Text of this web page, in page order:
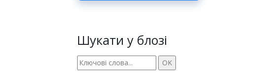
Шукати у блозі